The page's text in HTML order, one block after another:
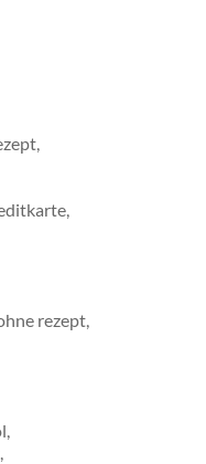
rezept,